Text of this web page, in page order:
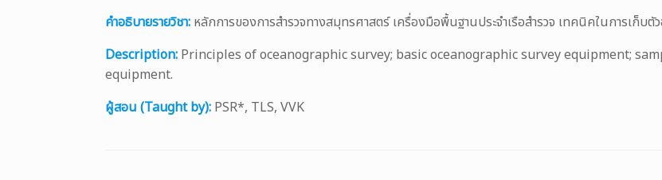
คำอธิบายรายวิชา: หลักการของการสำรวจทางสมุทรศาสตร์ เครื่องมือพื้นฐานประจำเรือสำรวจ เทคนิคในการเก็บตั
Description: Principles of oceanographic survey; basic oceanographic survey equipment;
equipment.
ผู้สอน (Taught by): PSR*, TLS, VVK